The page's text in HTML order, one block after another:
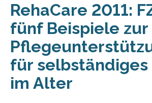
RehaCare 2011:
fünf Beispiele zur
für selbständiges
im Alter